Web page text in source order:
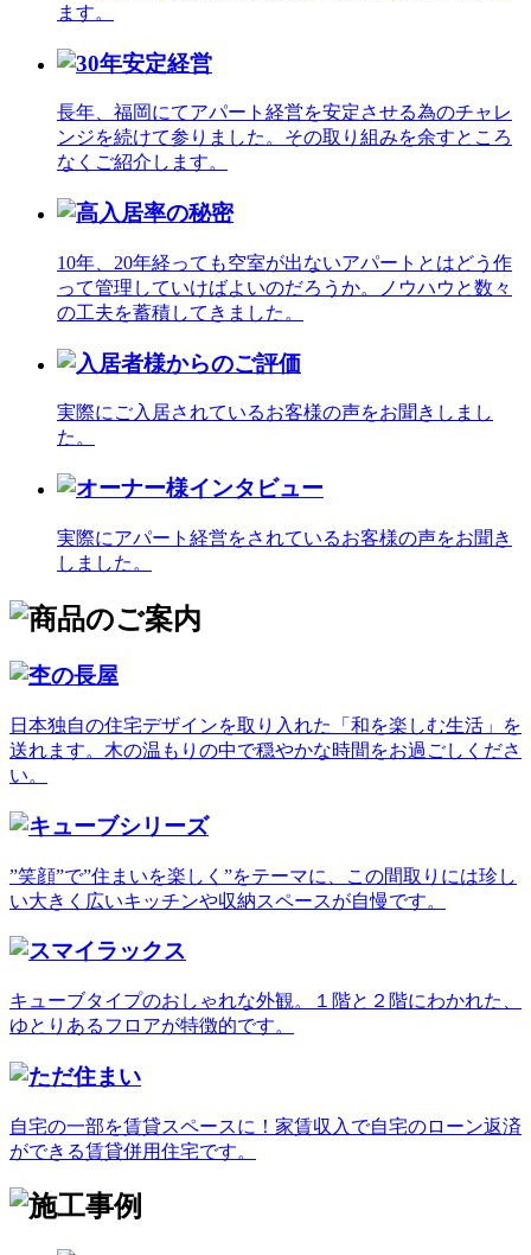
ます。
長年、福岡にてアパート経営を安定させる為のチャレ
ンジを続けて参りました。その取り組みを余すところ
なくご紹介します。
10年、20年経っても空室が出ないアパートとはどう作
って管理していけばよいのだろうか。ノウハウと数々
の工夫を蓄積してきました。
実際にご入居されているお客様の声をお聞きしまし
た。
実際にアパート経営をされているお客様の声をお聞き
しました。
日本独自の住宅デザインを取り入れた「和を楽しむ生活」を
送れます。木の温もりの中で穏やかな時間をお過ごしくださ
い。
”笑顔”で”住まいを楽しく”をテーマに、この間取りには珍し
い大きく広いキッチンや収納スペースが自慢です。
キューブタイプのおしゃれな外観。１階と２階にわかれた、
ゆとりあるフロアが特徴的です。
自宅の一部を賃貸スペースに！家賃収入で自宅のローン返済
ができる賃貸併用住宅です。